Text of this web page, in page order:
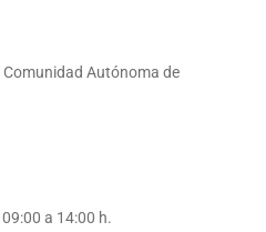
Comunidad Autónoma de
a 14:00 h.